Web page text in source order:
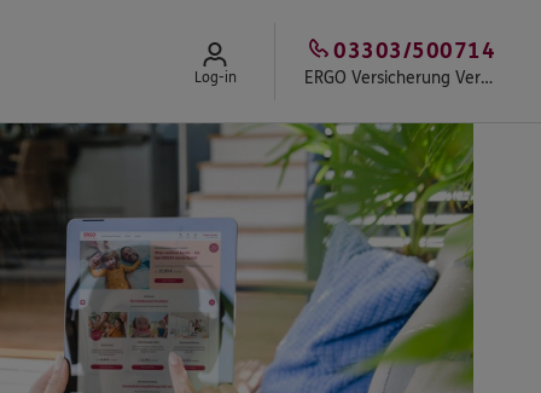
Log-in ERGO Versicherung Versicherungsbüro Pekrul
03303/500714